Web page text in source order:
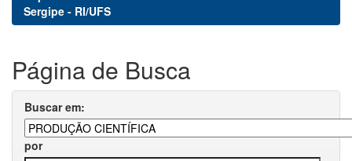
Sergipe - RI/UFS
Página de Busca
Buscar em:
por